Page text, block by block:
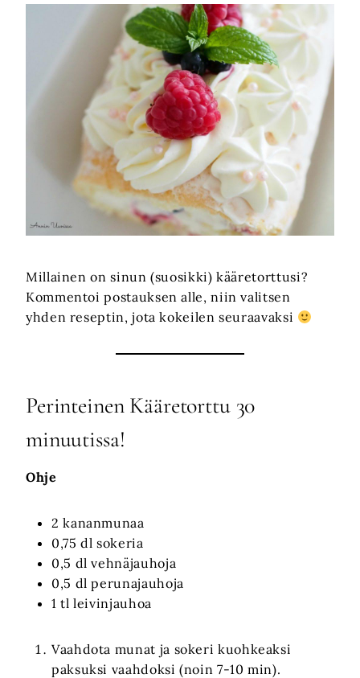
Millainen on sinun (suosikki) kääretorttusi?
Kommentoi postauksen alle, niin valitsen
yhden reseptin, jota kokeilen seuraavaksi
Perinteinen Kääretorttu 30
minuutissa!
Ohje
2 kananmunaa
0,75 dl sokeria
0,5 dl vehnäjauhoja
0,5 dl perunajauhoja
1 tl leivinjauhoa
Vaahdota munat ja sokeri kuohkeaksi
paksuksi vaahdoksi (noin 7-10 min).